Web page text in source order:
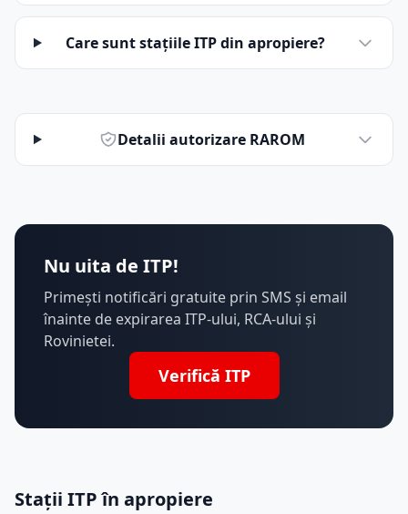
Care sunt stațiile ITP din apropiere?
Detalii autorizare RAROM
Nu uita de ITP!
Primești notificări gratuite prin SMS și email
înainte de expirarea ITP-ului, RCA-ului și
Rovinietei.
Verifică ITP
Stații ITP în apropiere